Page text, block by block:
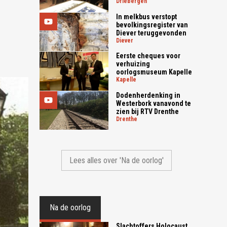
In melkbus verstopt
bevolkingsregister van
Diever teruggevonden
diever
Eerste cheques voor
verhuizing
oorlogsmuseum Kapelle
kapelle
Dodenherdenking in
Westerbork vanavond te
zien bij RTV Drenthe
drenthe
Lees alles over 'Na de oorlog'
Na de oorlog